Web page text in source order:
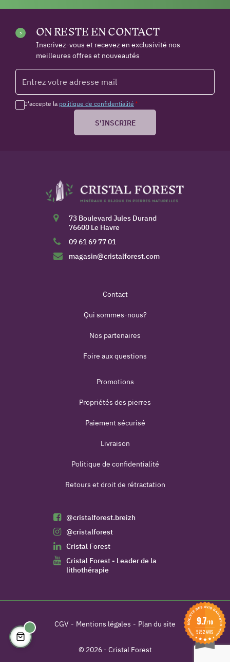
ON RESTE EN CONTACT
Inscrivez-vous et recevez en exclusivité nos
meilleures offres et nouveautés
J'accepte la politique de confidentialité *
S'INSCRIRE
73 Boulevard Jules Durand
76600 Le Havre
09 61 69 77 01
magasin@cristalforest.com
Contact
Qui sommes-nous?
Nos partenaires
Foire aux questions
Promotions
Propriétés des pierres
Paiement sécurisé
Livraison
Politique de confidentialité
Retours et droit de rétractation
@cristalforest.breizh
@cristalforest
Cristal Forest
Cristal Forest - Leader de la
lithothérapie
CGV Mentions légales Plan du site
© 2026 - Cristal Forest
9.7/10
5752 AVIS